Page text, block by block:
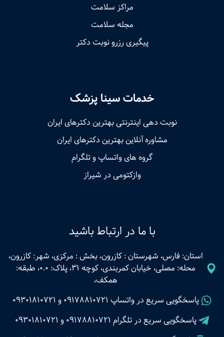
مراکز سلامت
مجله سلامت
پیگیری رزرو نوبت دکتر
خدمات سینا پزشک
نوبت‌ دهی اینترنتی بهترین دکترهای ایران
مشاوره آنلاین بهترین دکترهای ایران
گروه های واتساپ و تلگرام
وازکتومی در شیراز
با ما در ارتباط باشید
استان: فارس، شهرستان : کازرون، بخش : مرکزی، شهر: کازرون،
محله: مصلی، خیابان کمربندی، کوچه 31، پلاک: 0.0، طبقه:
همکف،
پاسخگویی سریع در واتساپ 09178810721 و 09301810721
پاسخگویی سریع در تلگرام 09178810721 و 09301810721